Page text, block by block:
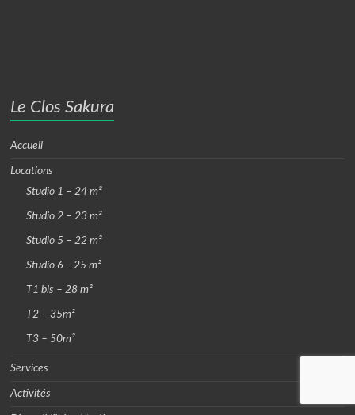
Le Clos Sakura
Accueil
Locations
Studio 1 – 24 m²
Studio 2 – 23 m²
Studio 5 – 22 m²
Studio 6 – 25 m²
T1 bis – 28 m²
T2 – 35m²
T3 – 50m²
Services
Activités